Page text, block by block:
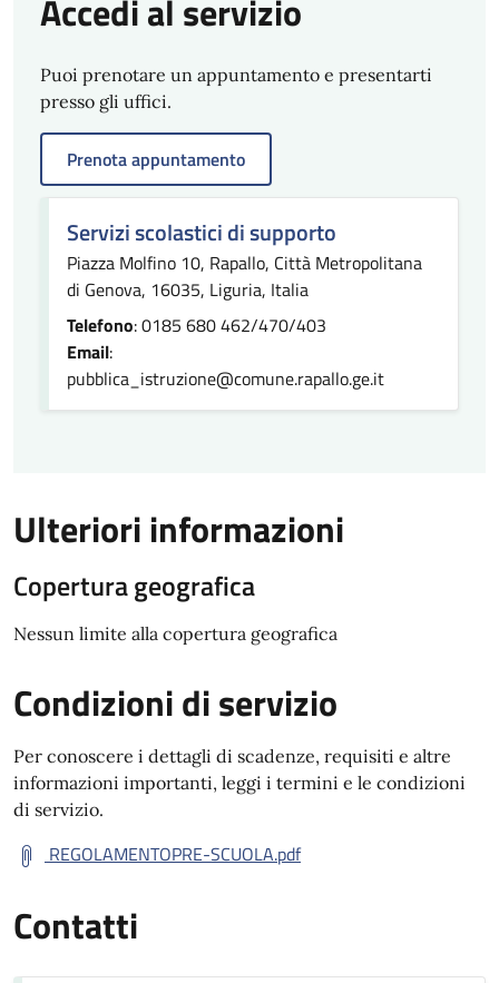
Accedi al servizio
Puoi prenotare un appuntamento e presentarti
presso gli uffici.
Prenota appuntamento
Servizi scolastici di supporto
Piazza Molfino 10, Rapallo, Città Metropolitana
di Genova, 16035, Liguria, Italia
Telefono: 0185 680 462/470/403
Email:
pubblica_istruzione@comune.rapallo.ge.it
Ulteriori informazioni
Copertura geografica
Nessun limite alla copertura geografica
Condizioni di servizio
Per conoscere i dettagli di scadenze, requisiti e altre
informazioni importanti, leggi i termini e le condizioni
di servizio.
REGOLAMENTOPRE-SCUOLA.pdf
Contatti